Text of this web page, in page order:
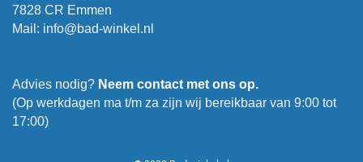
7828 CR Emmen
Mail : info@bad-winkel.nl
Advies nodig? Neem contact met ons op.
(Op werkdagen ma t/m za zijn wij bereikbaar van 9:00 tot
17:00)